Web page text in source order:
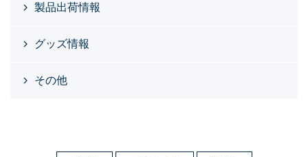
製品出荷情報
グッズ情報
その他